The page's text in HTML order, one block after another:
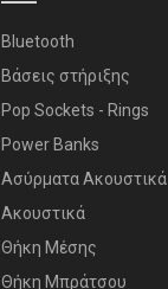
Bluetooth
Bάσεις στήριξης
Pop Sockets - Rings
Power Banks
Ασύρματα Ακουστικά
Ακουστικά
Θήκη Μέσης
Θήκη Μπράτσου